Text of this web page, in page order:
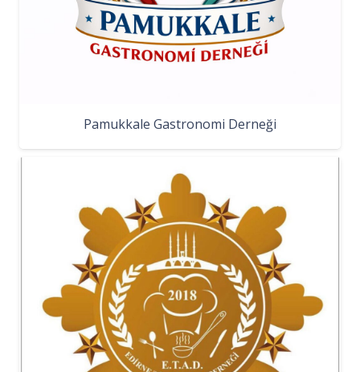
Pamukkale Gastronomi Derneği